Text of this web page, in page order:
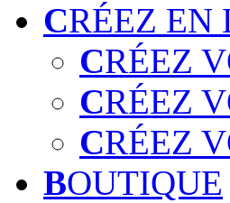
CRÉEZ EN
CRÉEZ
CRÉEZ
CRÉEZ
BOUTIQUE